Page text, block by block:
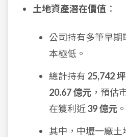
土地資產潛在價值 ：
公司持有多筆早
本極低。
總計持有 25,742 坪
20.67 億元 ，預估
在獲利近39 億元 。
其中，中壢一廠